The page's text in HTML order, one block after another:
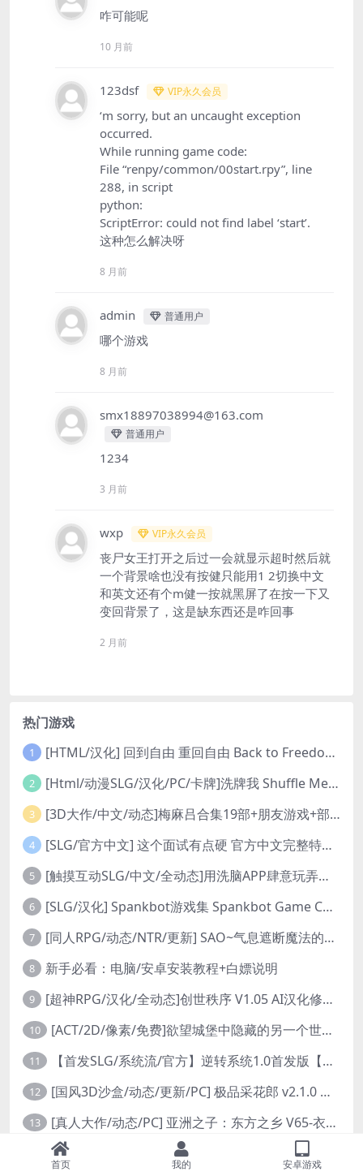
咋可能呢
10 月前
123dsf VIP永久会员
‘m sorry, but an uncaught exception
occurred.
While running game code:
File “renpy/common/00start.rpy”, line
288, in script
python:
ScriptError: could not find label ‘start’.
这种怎么解决呀
8 月前
admin 普通用户
哪个游戏
8 月前
smx18897038994@163.com
普通用户
1234
3 月前
wxp VIP永久会员
丧尸女王打开之后过一会就显示超时然后就
一个背景啥也没有按健只能用1 2切换中文
和英文还有个m健一按就黑屏了在按一下又
变回背景了，这是缺东西还是咋回事
2 月前
热门游戏
1 [HTML/汉化] 回到自由 重回自由 Back to Freedom ver0.31 浏览器转中文 8.8G
2 [Html/动漫SLG/汉化/PC/卡牌]洗牌我 Shuffle Me [1.1.2]
3 [3D大作/中文/动态]梅麻吕合集19部+朋友游戏+部份AI修复[PC+安卓]
4 [SLG/官方中文] 这个面试有点硬 官方中文完整特别版 真人互动游戏 正式破解版32G
5 [触摸互动SLG/中文/全动态]用洗脑APP肆意玩弄狂妄大小姐 V1.6 官方中文版
6 [SLG/汉化] Spankbot游戏集 Spankbot Game Collection [V2024.7.22】 PC+安卓汉化合集版 16G
7 [同人RPG/动态/NTR/更新] SAO~气息遮断魔法的陷阱Ⅱ~ verβ8.1 官方中文步兵版
8 新手必看：电脑/安卓安装教程+白嫖说明
9 [超神RPG/汉化/全动态]创世秩序 V1.05 AI汉化修复完结版[PC+安卓]
10 [ACT/2D/像素/免费]欲望城堡中隐藏的另一个世界 欲望の城に隠された異世界 中文+存档
11 【首发SLG/系统流/官方】逆转系统1.0首发版【PC+安卓/首发】
12 [国风3D沙盒/动态/更新/PC] 极品采花郎 v2.1.0 官方中文步兵版
13 [真人大作/动态/PC] 亚洲之子：东方之乡 V65-衣析浅斟续写 官方中文+全DLC+MOD+攻略 26.4G
首页 我的 安卓游戏